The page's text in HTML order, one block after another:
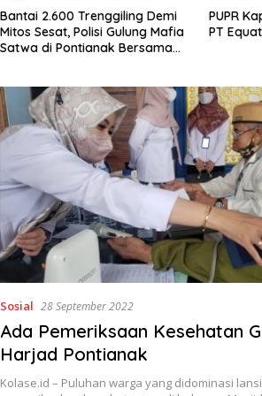
PUPR Kapuas Hulu Evaluasi Izin
PT Equator Sumber Rezeki
Sosial 28 September 2022
Ada Pemeriksaan Kesehatan
Harjad Pontianak
Kolase.id – Puluhan warga yang didominasi